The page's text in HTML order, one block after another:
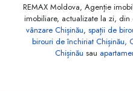
REMAX Moldova, Agenție
imobiliare, actualizate la zi,
vânzare Chișinău, spații de
birouri de închiriat Chișinău,
Chișinău sau